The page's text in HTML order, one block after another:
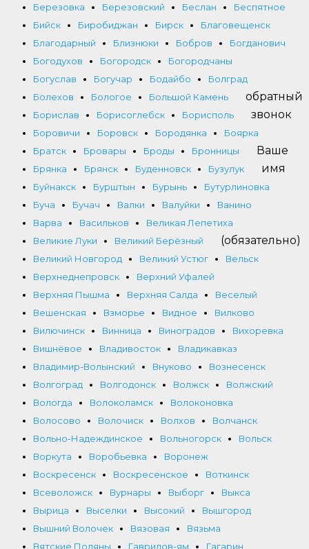
Березовка
Березовский Беслан
Беспятное
Бийск
Биробиджан Бирск
Благовещенск
Благодарный
Близнюки Бобров
Богданович
Богодухов
Богородск
Богородчаны
Богуслав
Богучар Бодайбо
Болград
Болехов
Бологое
Большой Камень
Борислав
Борисоглебск
Борисполь
Боровичи
Боровск Бородянка
Боярка
Братск
Бровары Броды
Бронницы
Брянка
Брянск Буденновск
Бузулук
Буйнакск
Бурштын Бурынь
Бутурлиновка
Буча
Бучач Валки Валуйки
Ванино
Варва
Васильков
Великая Лепетиха
Великие Луки
Великий Берёзный
Великий Новгород
Великий Устюг
Вельск
Верхнеднепровск
Верхний Уфалей
Верхняя Пышма
Верхняя Салда
Веселый
Вешенская
Взморье Видное
Вилково
Вилючинск
Винница Виноградов
Вихоревка
Вишнёвое
Владивосток
Владикавказ
Владимир-Волынский
Внуково
Вознесенск
Волгоград
Волгодонск Волжск
Волжский
Вологда
Волоколамск
Волоконовка
Волосово
Волочиск Волхов
Волчанск
Вольно-Надеждинское
Вольногорск
Вольск
Воркута
Воробьевка
Воронеж
Воскресенск
Воскресенское
Воткинск
Всеволожск
Вурнары Выборг
Выкса
Вырица
Выселки Высокий
Вышгород
Вышний Волочек
Вязовая
Вязьма
Вятские Поляны
Гаврилов-ям
Гагарин
обратный
звонок
Ваше
имя
(обязательно)